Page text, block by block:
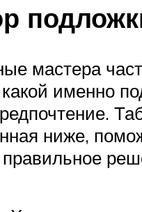
мастера
именно
ниже,